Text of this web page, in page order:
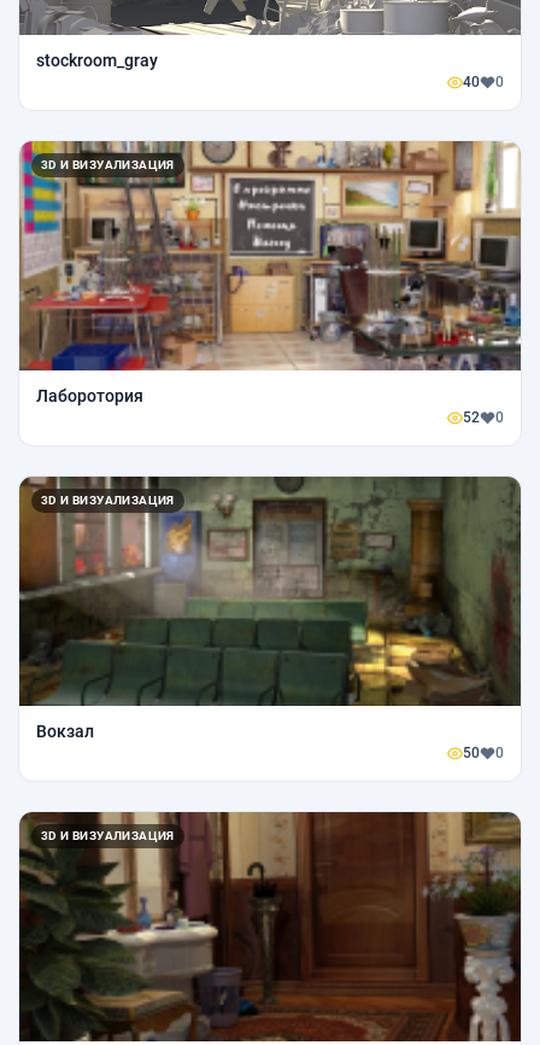
stockroom_gray
40 0
3D И ВИЗУАЛИЗАЦИЯ
Лаборотория
52 0
3D И ВИЗУАЛИЗАЦИЯ
Вокзал
50 0
3D И ВИЗУАЛИЗАЦИЯ